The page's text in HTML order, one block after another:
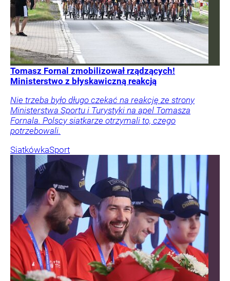
Tomasz Fornal zmobilizował rządzących!
Ministerstwo z błyskawiczną reakcją
Nie trzeba było długo czekać na reakcję ze strony
Ministerstwa Sportu i Turystyki na apel Tomasza
Fornala. Polscy siatkarze otrzymali to, czego
potrzebowali.
SiatkówkaSport